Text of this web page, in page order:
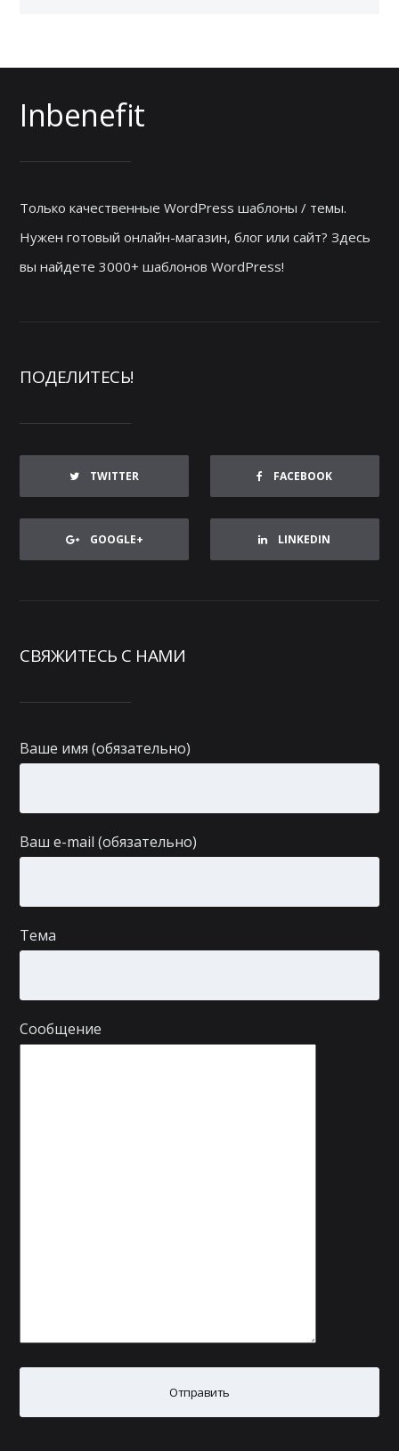
Inbenefit
Только качественные WordPress шаблоны / темы.
Нужен готовый онлайн-магазин, блог или сайт? Здесь
вы найдете 3000+ шаблонов WordPress!
ПОДЕЛИТЕСЬ!
TWITTER FACEBOOK
GOOGLE+ LINKEDIN
СВЯЖИТЕСЬ С НАМИ
Ваше имя (обязательно)
Ваш e-mail (обязательно)
Тема
Сообщение